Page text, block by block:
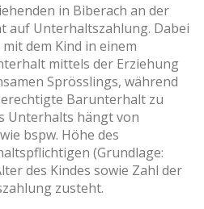
in Biberach an der
auf Unterhaltszahlung. Dabei
dem Kind in einem
mittels der Erziehung
Sprösslings, während
Barunterhalt zu
Unterhalts hängt von
bspw. Höhe des
(Grundlage:
des Kindes sowie Zahl der
zusteht.